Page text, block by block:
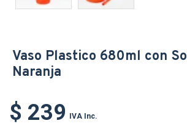
Vaso Plastico 680ml con
Naranja
$ 239 IVA Inc.